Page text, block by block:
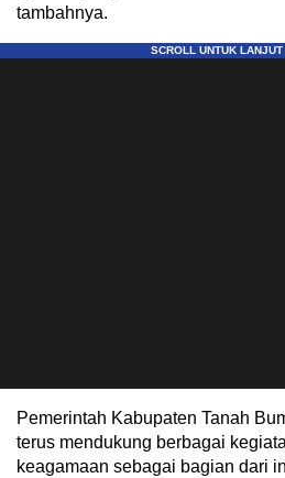
tambahnya.
Pemerintah Kabupaten Tanah
terus mendukung berbagai
keagamaan sebagai bagian dari